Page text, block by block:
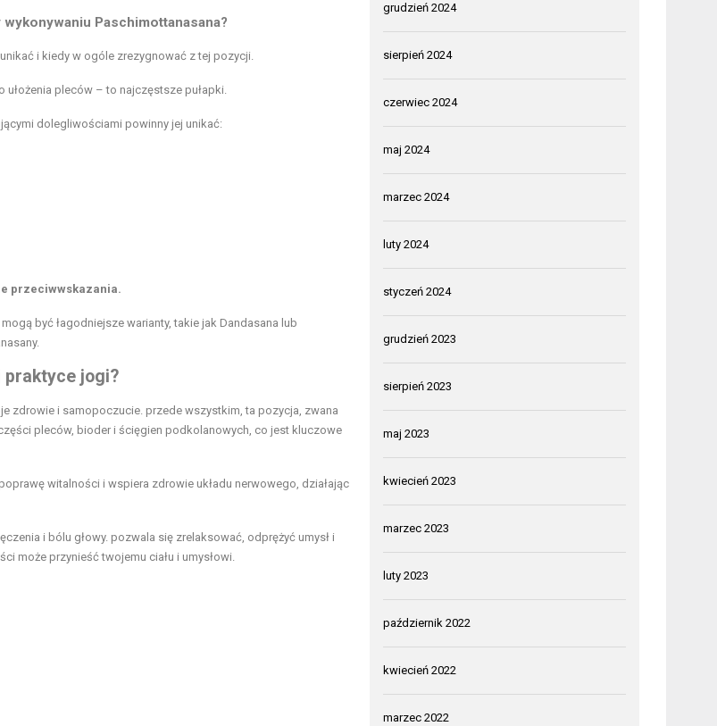
Paschimottanasana?
i kiedy w ogóle zrezygnować z tej pozycji.
pleców – to najczęstsze pułapki.
dolegliwościami powinny jej unikać:
przeciwwskazania.
być łagodniejsze warianty, takie jak Dandasana lub
praktyce jogi?
zdrowie i samopoczucie. przede wszystkim, ta pozycja, zwana
pleców, bioder i ścięgien podkolanowych, co jest kluczowe
witalności i wspiera zdrowie układu nerwowego, działając
i bólu głowy. pozwala się zrelaksować, odprężyć umysł i
może przynieść twojemu ciału i umysłowi.
grudzień 2024
sierpień 2024
czerwiec 2024
maj 2024
marzec 2024
luty 2024
styczeń 2024
grudzień 2023
sierpień 2023
maj 2023
kwiecień 2023
marzec 2023
luty 2023
październik 2022
kwiecień 2022
marzec 2022